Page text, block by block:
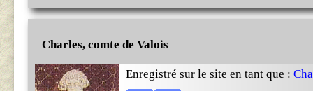
Charles, comte de Valois
Enregistré sur le site en tant que :